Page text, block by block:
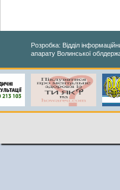
Розробка: Відділ
апарату Волинської